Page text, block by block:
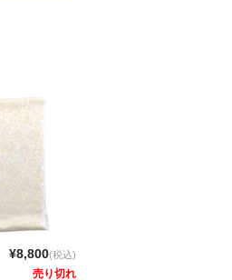
¥8,800(税込)
売り切れ